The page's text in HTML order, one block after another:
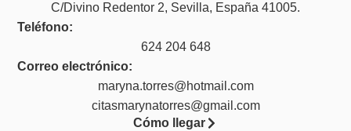
C/Divino Redentor 2, Sevilla, España 41005.
Teléfono:
624 204 648
Correo electrónico:
maryna.torres@hotmail.com
citasmarynatorres@gmail.com
Cómo llegar